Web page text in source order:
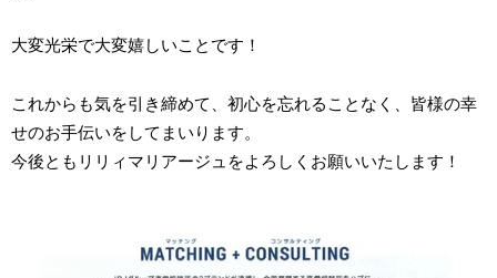
大変光栄で大変嬉しいことです！
これからも気を引き締めて、初心を忘れることなく、皆様の幸
せのお手伝いをしてまいります。
今後ともリリィマリアージュをよろしくお願いいたします！